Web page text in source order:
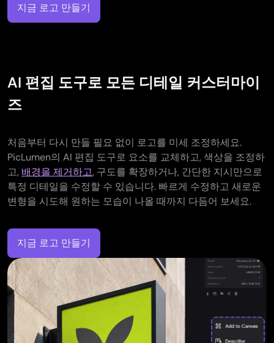
지금 로고 만들기
AI 편집 도구로 모든 디테일 커스터마이
즈
처음부터 다시 만들 필요 없이 로고를 미세 조정하세요.
PicLumen의 AI 편집 도구로 요소를 교체하고, 색상을 조정하
고, 배경을 제거하고, 구도를 확장하거나, 간단한 지시만으로
특정 디테일을 수정할 수 있습니다. 빠르게 수정하고 새로운
변형을 시도해 원하는 모습이 나올 때까지 다듬어 보세요.
지금 로고 만들기